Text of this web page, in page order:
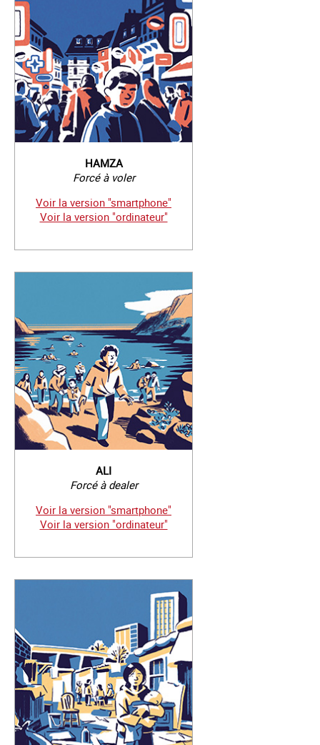
HAMZA
Forcé à voler
Voir la version "smartphone"
Voir la version "ordinateur"
ALI
Forcé à dealer
Voir la version "smartphone"
Voir la version "ordinateur"